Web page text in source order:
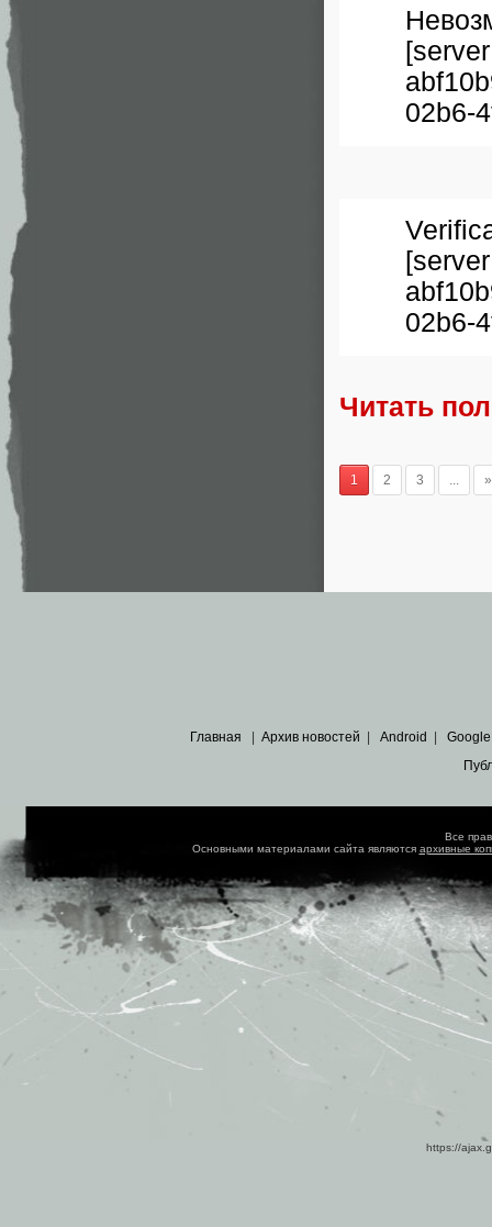
02b6-
02b6-
Читать
1 2 3 ... »
Главная | Архив новостей | Android | Google
Все
Основными материалами сайта являются архивные
https://